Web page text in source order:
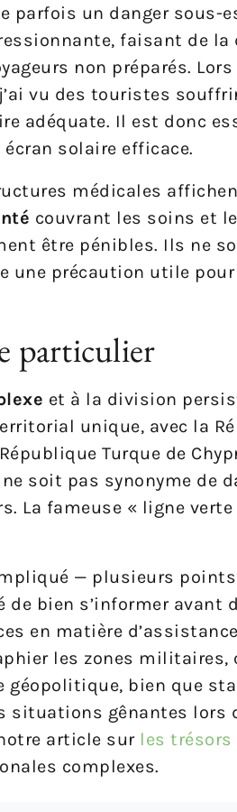
parfois un danger sous-
faisant de
non préparés.
vu des touristes
adéquate. Il est donc
solaire efficace.
médicales
couvrant les soins et
être pénibles. Ils ne
une précaution utile
particulier
et à la division
unique, avec la
Turque de
soit pas synonyme de
La fameuse « ligne
— plusieurs
bien s’informer avant
en matière
les zones
géopolitique, bien que
situations gênantes lors
article sur les trésors
complexes.